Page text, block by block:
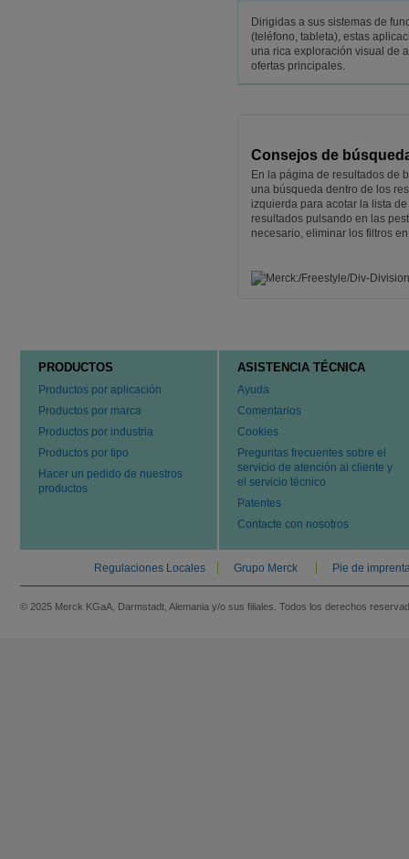
Dirigidas a sus sistemas de
(teléfono, tableta), estas
una rica exploración visual de
ofertas principales.
Consejos de
En la página de resultados de
una búsqueda dentro de los
izquierda para acotar la lista
resultados pulsando en las
necesario, eliminar los filtros
PRODUCTOS
Productos por aplicación
Productos por marca
Productos por industria
Productos por tipo
Hacer un pedido de nuestros
productos
ASISTENCIA TÉCNICA
Ayuda
Comentarios
Cookies
Preguntas frecuentes sobre el
servicio de atención al cliente y
el servicio técnico
Patentes
Contacte con nosotros
Regulaciones Locales Grupo Merck Pie de
© 2025 Merck KGaA, Darmstadt, Alemania y/o sus filiales. Todos los derechos